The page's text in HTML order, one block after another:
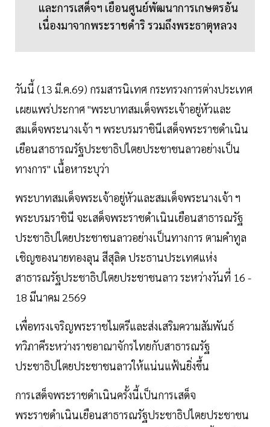
และการเสด็จฯ เยือนศูนย์พัฒนาการเกษตรอัน
เนื่องมาจากพระราชดำริ รวมถึงพระธาตุหลวง
วันนี้ (13 มี.ค.69) กรมสารนิเทศ กระทรวงการต่างประเทศ
เผยแพร่ประกาศ "พระบาทสมเด็จพระเจ้าอยู่หัวและ
สมเด็จพระนางเจ้า ฯ พระบรมราชินีเสด็จพระราชดำเนิน
เยือนสาธารณรัฐประชาธิปไตยประชาชนลาวอย่างเป็น
ทางการ" เนื้อหาระบุว่า
​พระบาทสมเด็จพระเจ้าอยู่หัวและสมเด็จพระนางเจ้า ฯ
พระบรมราชินี จะเสด็จพระราชดำเนินเยือนสาธารณรัฐ
ประชาธิปไตยประชาชนลาวอย่างเป็นทางการ ตามคำทูล
เชิญของนายทองลุน สีสุลิด ประธานประเทศแห่ง
สาธารณรัฐประชาธิปไตยประชาชนลาว ระหว่างวันที่ 16 -
18 มีนาคม 2569
เพื่อทรงเจริญพระราชไมตรีและส่งเสริมความสัมพันธ์
ทวิภาคีระหว่างราชอาณาจักรไทยกับสาธารณรัฐ
ประชาธิปไตยประชาชนลาวให้แน่นแฟ้นยิ่งขึ้น
​การเสด็จพระราชดำเนินครั้งนี้เป็นการเสด็จ
พระราชดำเนินเยือนสาธารณรัฐประชาธิปไตยประชาชน